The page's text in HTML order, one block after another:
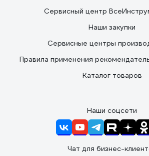
Сервисный центр
Наши закупки
Сервисные центры
Правила применения
Каталог товаров
Наши соцсети
Чат для бизнес-